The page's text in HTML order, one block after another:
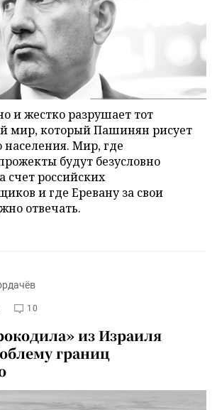
и жестко разрушает тот
мир, который Пашинян рисует
населения. Мир, где
будут безусловно
счет российских
и где Еревану за свои
отвечать.
10
из Израиля
границ